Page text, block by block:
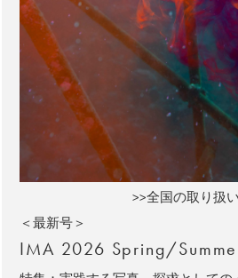
>>全国の取り扱
＜最新号＞
IMA 2026 Spring/